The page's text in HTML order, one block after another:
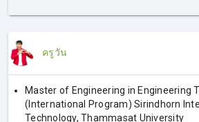
ครูวัน
Master of Engineering in Engineering
(International Program) Sirindhorn
Technology, Thammasat University